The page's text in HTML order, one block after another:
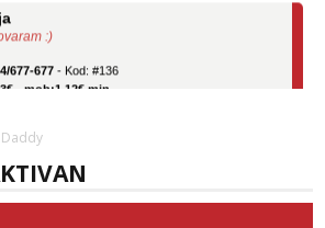
:)
- mob:1,12€ min
Obavijesti me kada se oslobodi
- mob:1,12€ min
Daddy